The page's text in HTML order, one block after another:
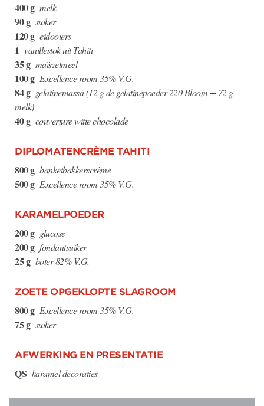
400 g melk
90 g suiker
120 g eidooiers
1 vanillestok uit Tahiti
35 g maïszetmeel
100 g Excellence room 35% V.G.
84 g gelatinemassa (12 g de gelatinepoeder 220 Bloom + 72 g
melk)
40 g couverture witte chocolade
DIPLOMATENCRÈME TAHITI
800 g banketbakkerscrème
500 g Excellence room 35% V.G.
KARAMELPOEDER
200 g glucose
200 g fondantsuiker
25 g boter 82% V.G.
ZOETE OPGEKLOPTE SLAGROOM
800 g Excellence room 35% V.G.
75 g suiker
AFWERKING EN PRESENTATIE
QS karamel decoraties